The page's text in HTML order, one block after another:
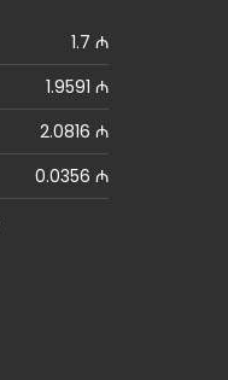
1.7 ₼
1.9591 ₼
2.0816 ₼
0.0356 ₼